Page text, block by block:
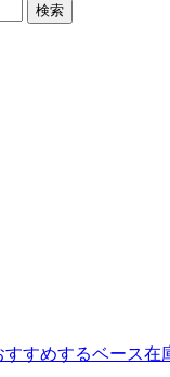
すめするベース在